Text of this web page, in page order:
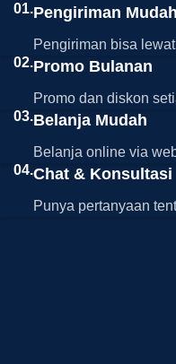
01.Pengiriman Mudah
Pengiriman bisa
02.Promo Bulanan
Promo dan diskon
03.Belanja Mudah
Belanja online via
04.Chat & Konsultasi
Punya pertanyaan